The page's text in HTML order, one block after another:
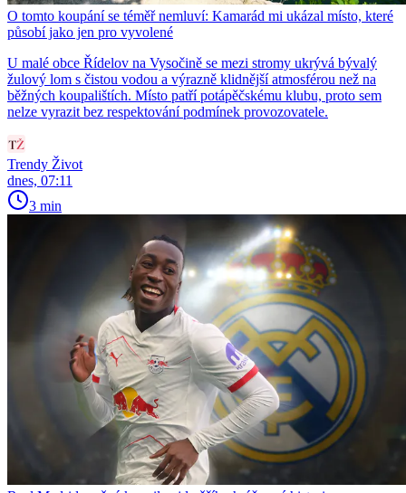
O tomto koupání se téměř nemluví: Kamarád mi ukázal místo, které
působí jako jen pro vyvolené
U malé obce Řídelov na Vysočině se mezi stromy ukrývá bývalý
žulový lom s čistou vodou a výrazně klidnější atmosférou než na
běžných koupalištích. Místo patří potápěčskému klubu, proto sem
nelze vyrazit bez respektování podmínek provozovatele.
Trendy Život
dnes, 07:11
3 min